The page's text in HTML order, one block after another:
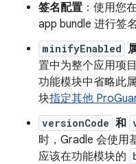
签名配置 ：使用您
app bundle 进行签名
minifyEnabled
置中为整个应用项目
功能模块中省略此
块指定其他
versionCode 和
时，Gradle 会使用
应该在功能模块的